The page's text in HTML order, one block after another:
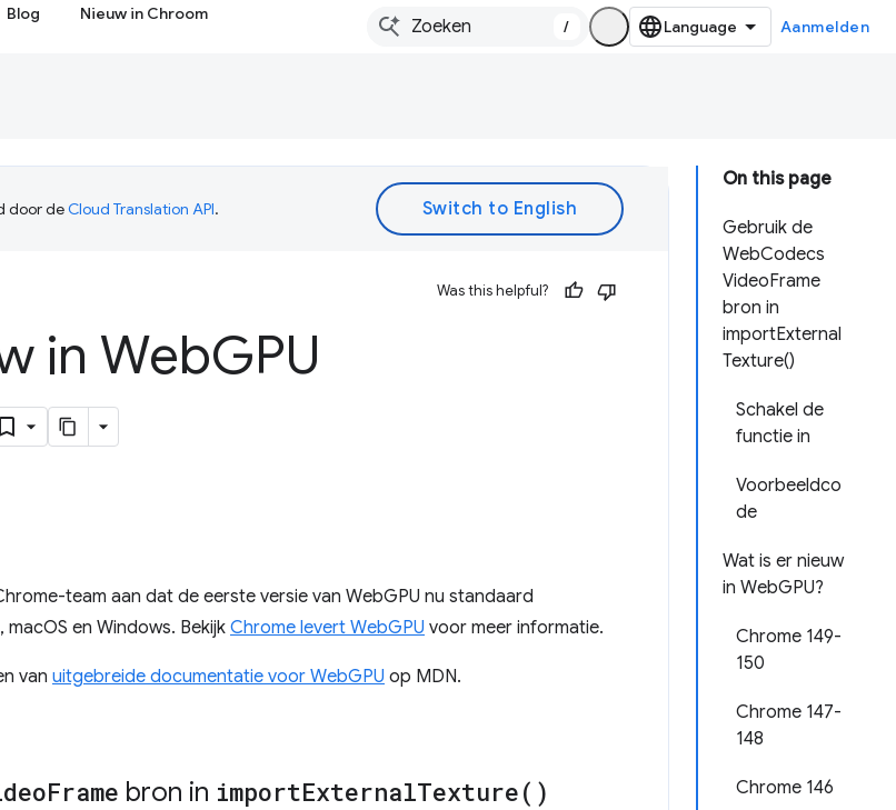
Blog Nieuw in Chroom
/ Aanmelden
On this page
Gebruik de
WebCodecs
VideoFrame
bron in
importExternal
Texture()
Schakel de
functie in
Voorbeeldco
de
Wat is er nieuw
in WebGPU?
Chrome 149-
150
Chrome 147-
148
Chrome 146
door deCloud Translation API.
Was this helpful?
in WebGPU
team aan dat de eerste versie van WebGPU nu standaard
en Windows. Bekijk Chrome levert WebGPU voor meer informatie.
van uitgebreide documentatie voor WebGPU op MDN.
Frame bron in importExternalTexture( )